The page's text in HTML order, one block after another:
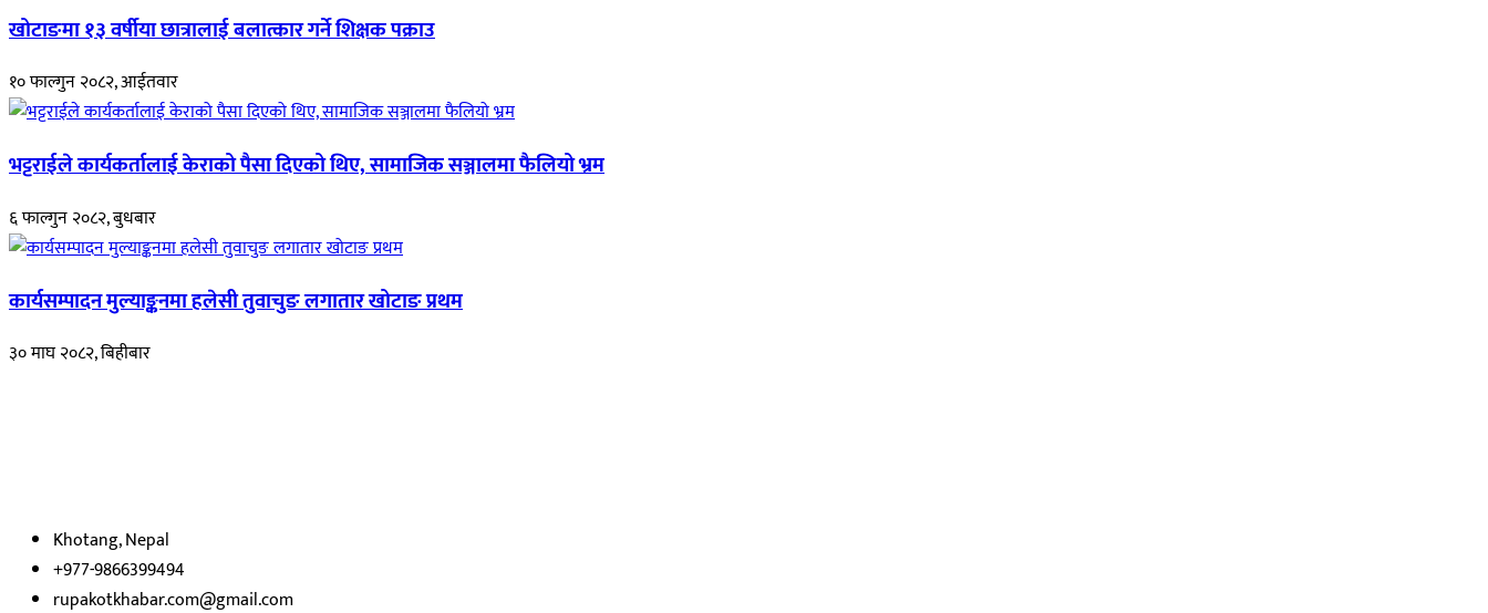
खोटाङमा १३ वर्षीया छात्रालाई बलात्कार गर्ने शिक्षक पक्राउ
१० फाल्गुन २०८२, आईतवार
भट्टराईले कार्यकर्तालाई केराको पैसा दिएको थिए, सामाजिक सञ्जालमा फैलियो भ्रम
६ फाल्गुन २०८२, बुधबार
कार्यसम्पादन मुल्याङ्कनमा हलेसी तुवाचुङ लगातार खोटाङ प्रथम
३० माघ २०८२, बिहीबार
Khotang, Nepal
+977-9866399494
rupakotkhabar.com@gmail.com